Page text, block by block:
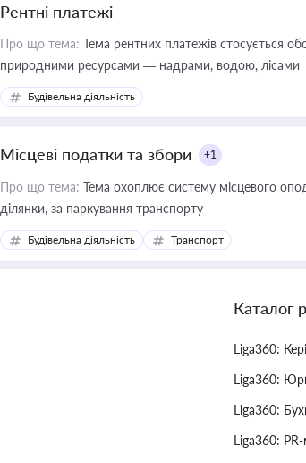
Рентні платежі
Про що тема: Тема рентних платежів стосується
природними ресурсами — надрами, водою, лісами
Будівельна діяльність
Місцеві податки та збори +1
Про що тема: Тема охоплює систему місцевого
ділянки, за паркування транспорту
Будівельна діяльність Транспорт
Каталог
Liga360:
Liga360:
Liga360:
Liga360: